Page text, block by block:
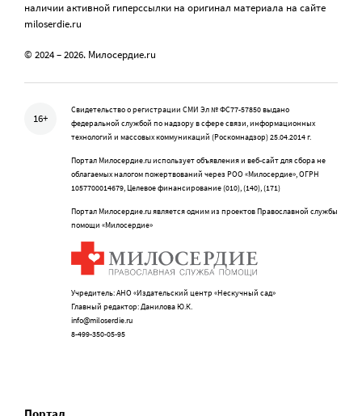
наличии активной гиперссылки на оригинал материала на сайте
miloserdie.ru
© 2024 – 2026. Милосердие.ru
16+
Свидетельство о регистрации СМИ Эл № ФС77-57850 выдано
федеральной службой по надзору в сфере связи, информационных
технологий и массовых коммуникаций (Роскомнадзор) 25.04.2014 г.
Портал Милосердие.ru использует объявления и веб-сайт для сбора не
облагаемых налогом пожертвований через РОО «Милосердие», ОГРН
1057700014679, Целевое финансирование (010), (140), (171)
Портал Милосердие.ru является одним из проектов Православной службы
помощи «Милосердие»
Учредитель: АНО «Издательский центр «Нескучный сад»
Главный редактор: Данилова Ю.К.
info@miloserdie.ru
8-499-350-05-95